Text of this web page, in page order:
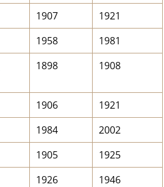
1907
1921
1958
1981
1898 1908
1906
1921
1984
2002
1905
1925
1926
1946